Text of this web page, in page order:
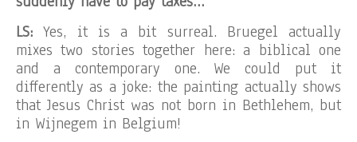
LS: Yes, it is a bit surreal. Bruegel actually
mixes two stories together here: a biblical one
and a contemporary one. We could put it
differently as a joke: the painting actually shows
that Jesus Christ was not born in Bethlehem, but
in Wijnegem in Belgium!